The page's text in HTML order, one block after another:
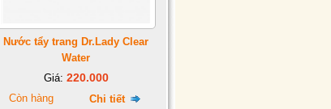
Nước tẩy trang Dr.Lady Clear
Water
Giá: 220.000
Còn hàng Chi tiết